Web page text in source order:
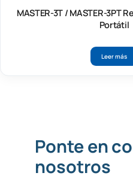
MASTER-3T / MASTER-3PT
Portátil
Leer más
Ponte en
nosotros